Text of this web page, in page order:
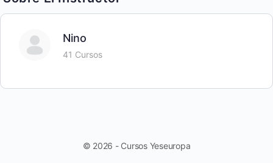
Nino
41 Cursos
© 2026 - Cursos Yeseuropa